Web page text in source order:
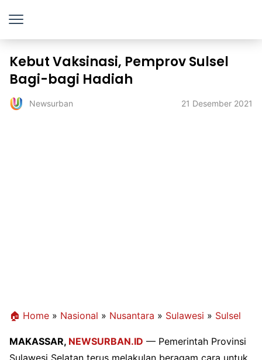
Kebut Vaksinasi, Pemprov Sulsel
Bagi-bagi Hadiah
Newsurban 21 Desember 2021
🏠 Home » Nasional » Nusantara » Sulawesi » Sulsel
MAKASSAR, NEWSURBAN.ID — Pemerintah Provinsi
Sulawesi Selatan terus melakulan beragam cara untuk